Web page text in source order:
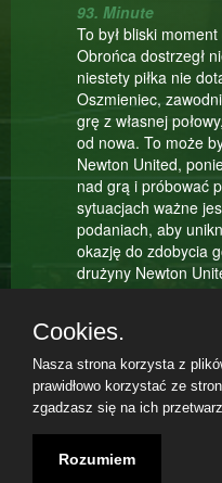
93. Minute
To był bliski
Obrońca dostrzegł
niestety piłka nie
Oszmieniec,
grę z własnej
od nowa. To może
Newton United,
nad grą i próbować
sytuacjach ważne
podaniach, aby
okazję do zdobycia
drużyny Newton
To zdecydowanie
do Venerando
zrealizować tak, jak
pewno jest
akcja miała duży
rezultat dla drużyny.
ważne jest, żeby
Cookies.
Nasza strona korzysta z
prawidłowo korzystać ze
zgadzasz się na ich
Rozumiem